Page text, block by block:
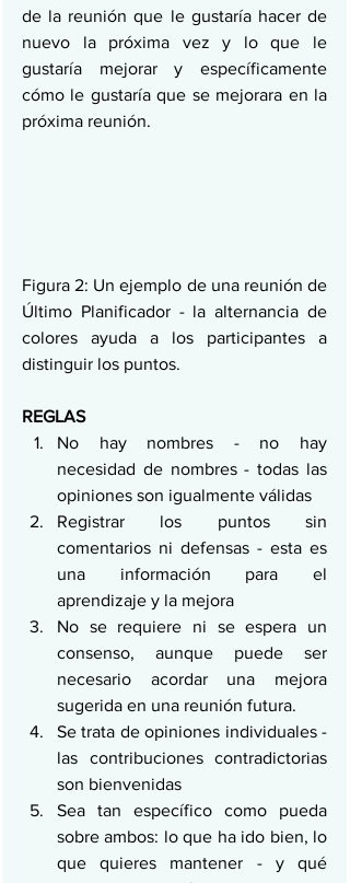
de la reunión que le gustaría hacer de
nuevo la próxima vez y lo que le
gustaría mejorar y específicamente
cómo le gustaría que se mejorara en la
próxima reunión.
Figura 2: Un ejemplo de una reunión de
Último Planificador - la alternancia de
colores ayuda a los participantes a
distinguir los puntos.
REGLAS
No hay nombres - no hay
necesidad de nombres - todas las
opiniones son igualmente válidas
Registrar los puntos sin
comentarios ni defensas - esta es
una información para el
aprendizaje y la mejora
No se requiere ni se espera un
consenso, aunque puede ser
necesario acordar una mejora
sugerida en una reunión futura.
Se trata de opiniones individuales -
las contribuciones contradictorias
son bienvenidas
Sea tan específico como pueda
sobre ambos: lo que ha ido bien, lo
que quieres mantener - y qué